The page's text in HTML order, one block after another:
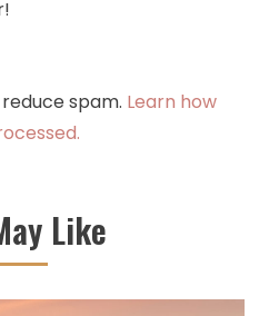
spam. Learn how
Like